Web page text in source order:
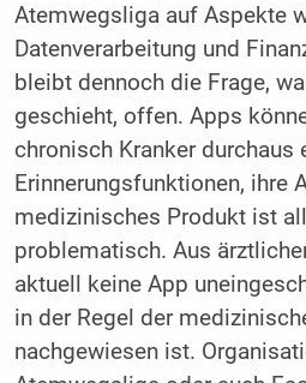
Atemwegsliga auf Aspekte
Datenverarbeitung und
bleibt dennoch die Frage,
geschieht, offen. Apps
chronisch Kranker durchaus
Erinnerungsfunktionen, ihre
medizinisches Produkt ist
problematisch. Aus
aktuell keine App
in der Regel der
nachgewiesen ist.